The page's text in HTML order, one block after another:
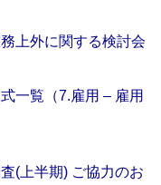
上外に関する検討会
一覧（7.雇用 – 雇用
(上半期) ご協力のお